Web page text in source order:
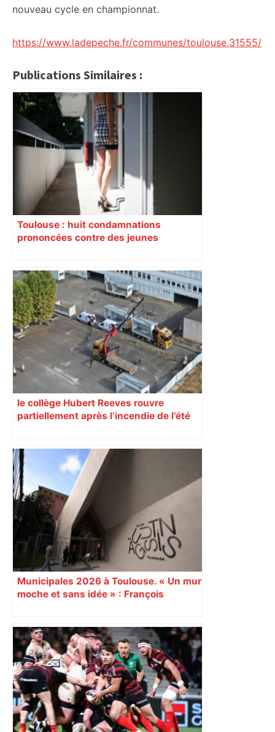
nouveau cycle en championnat.
https://www.ladepeche.fr/communes/toulouse,31555/
Publications Similaires :
Toulouse : huit condamnations
prononcées contre des jeunes
le collège Hubert Reeves rouvre
partiellement après l’incendie de l’été
Municipales 2026 à Toulouse. « Un mur
moche et sans idée » : François
Augustins